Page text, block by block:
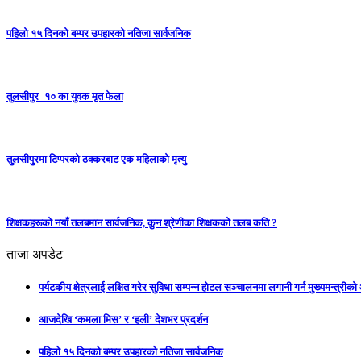
पहिलो १५ दिनको बम्पर उपहारको नतिजा सार्वजनिक
तुलसीपुर–१० का युवक मृत फेला
तुलसीपुरमा टिप्परको ठक्करबाट एक महिलाको मृत्यु
शिक्षकहरूको नयाँ तलबमान सार्वजनिक, कुन श्रेणीका शिक्षकको तलब कति ?
ताजा अपडेट
पर्यटकीय क्षेत्रलाई लक्षित गरेर सुविधा सम्पन्न होटल सञ्चालनमा लगानी गर्न
आजदेखि ‘कमला मिस’ र ‘हली’ देशभर प्रदर्शन
पहिलो १५ दिनको बम्पर उपहारको नतिजा सार्वजनिक